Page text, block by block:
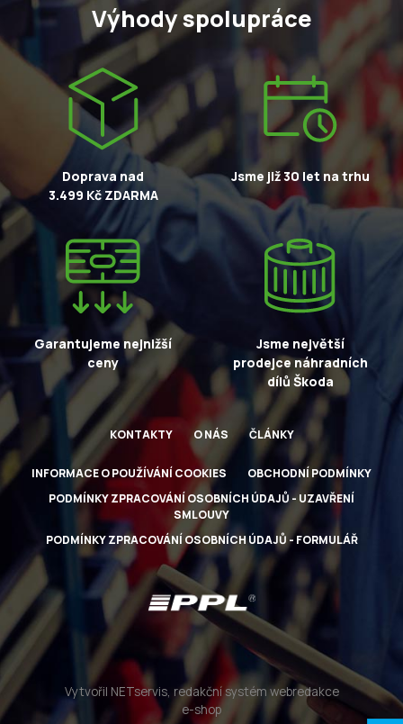
Výhody spolupráce
Doprava nad
3.499 Kč ZDARMA
Jsme již 30 let na trhu
Garantujeme nejnižší
ceny
Jsme největší
prodejce náhradních
dílů Škoda
KONTAKTY O NÁS ČLÁNKY
INFORMACE O POUŽÍVÁNÍ COOKIES
OBCHODNÍ PODMÍNKY
PODMÍNKY ZPRACOVÁNÍ OSOBNÍCH ÚDAJŮ - UZAVŘENÍ
SMLOUVY
PODMÍNKY ZPRACOVÁNÍ OSOBNÍCH ÚDAJŮ - FORMULÁŘ
Vytvořil NETservis, redakční systém webredakce
e-shop